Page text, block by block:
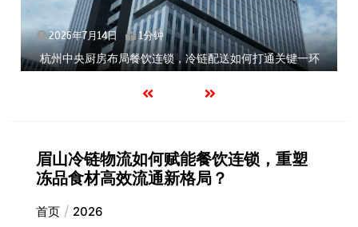
2026年7月14日 1分钟
杭州中央厨房布局餐饮连锁，冷链配送如何打通关键一环
眉山冷链物流如何赋能餐饮连锁，重塑
冻品食材高效流通新格局？
首页 2026